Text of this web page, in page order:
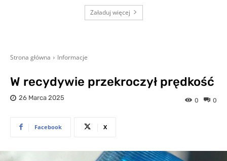
Załaduj więcej